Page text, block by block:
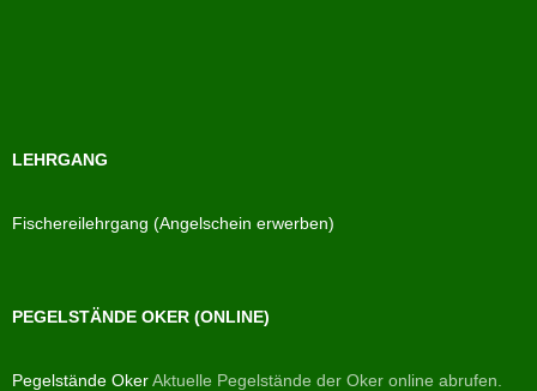
LEHRGANG
Fischereilehrgang (Angelschein erwerben)
PEGELSTÄNDE OKER (ONLINE)
Pegelstände OkerAktuelle Pegelstände der Oker online abrufen.